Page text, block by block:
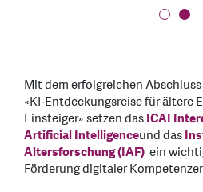
Mit dem erfolgreichen
«KI‑Entdeckungsreise für ältere
Einsteiger» setzen dasICAI
Artificial Intelligenceund das
Altersforschung (IAF) ein
Förderung digitaler